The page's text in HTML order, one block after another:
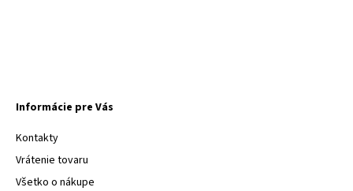
Informácie pre Vás
Kontakty
Vrátenie tovaru
Všetko o nákupe